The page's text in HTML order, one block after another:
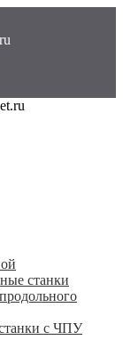
станки
с ЧПУ